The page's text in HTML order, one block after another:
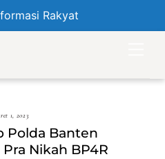
Rakyat
1, 2023
Polda Banten
Nikah BP4R